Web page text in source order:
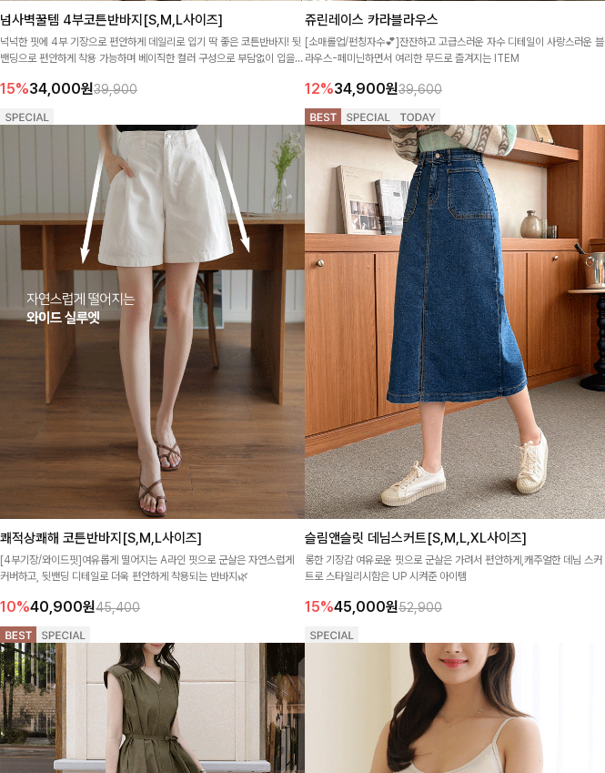
넘사벽꿀템 4부코튼반바지[S,M,L사이즈]
넉넉한 핏에 4부 기장으로 편안하게 데일리로 입기 딱 좋은 코튼반바지! 뒷
밴딩으로 편안하게 착용 가능하며 베이직한 컬러 구성으로 부담없이 입을
15%34,000원39,900
쥬린레이스 카라블라우스
[소매롤업/펀칭자수💕]잔잔하고 고급스러운 자수 디테일이 사랑스러운 블
라우스-페미닌하면서 여리한 무드로 즐겨지는 ITEM
12%34,900원39,600
쾌적상쾌해 코튼반바지[S,M,L사이즈]
[4부기장/와이드핏]여유롭게 떨어지는 A라인 핏으로 군살은 자연스럽게
커버하고, 뒷밴딩 디테일로 더욱 편안하게 착용되는 반바지🌿
10%40,900원45,400
슬림앤슬릿 데님스커트[S,M,L,XL사이즈]
롱한 기장감 여유로운 핏으로 군살은 가려서 편안하게,캐주얼한 데님 스커
트로 스타일리시함은 UP 시켜준 아이템
15%45,000원52,900